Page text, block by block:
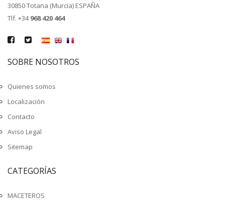
30850 Totana (Murcia) ESPAÑA
Tlf. +34968 420 464
SOBRE NOSOTROS
Quienes somos
Localización
Contacto
Aviso Legal
Sitemap
CATEGORÍAS
MACETEROS